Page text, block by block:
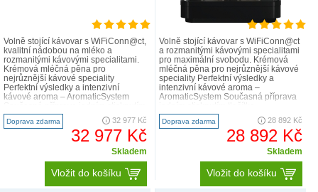
Volně stojící kávovar s WiFiConn@ct,
kvalitní nádobou na mléko a
rozmanitými kávovými specialitami.
Krémová mléčná pěna pro
nejrůznější kávové speciality
Perfektní výsledky a intenzivní
kávové aroma – AromaticSystem
tlačítka – OneTouch ..
Doprava zdarma 32 977 Kč
32 977 Kč
Skladem
Vložit do košíku
Volně stojící kávovar s WiFiConn@ct
a rozmanitými kávovými specialitami
pro maximální svobodu. Krémová
mléčná pěna pro nejrůznější kávové
speciality Perfektní výsledky a
intenzivní kávové aroma –
AromaticSystem Současná příprava
OneTouch for Tw..
Doprava zdarma 28 892 Kč
28 892 Kč
Skladem
Vložit do košíku